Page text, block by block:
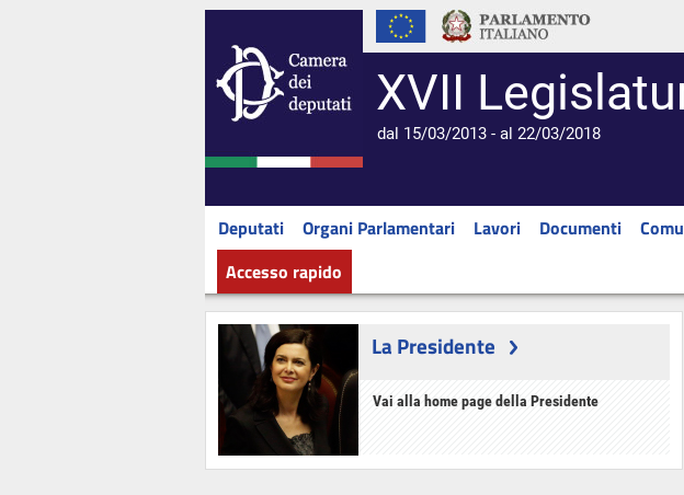
XVII
dal 15/03/2013 - al 22/03/2018
Deputati Organi Parlamentari Lavori Documenti
Accesso rapido
La Presidente
Vai alla home page della Presidente